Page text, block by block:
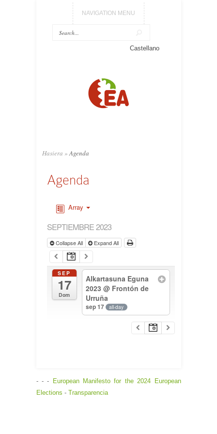
NAVIGATION MENU
Castellano
Hasiera » Agenda
Agenda
Array
SEPTIEMBRE 2023
Collapse All Expand All
SEP
17
Dom
Alkartasuna Eguna
2023@ Frontón de
Urruña
sep 17 all-day
- - - European Manifesto for the 2024 European
Elections - Transparencia